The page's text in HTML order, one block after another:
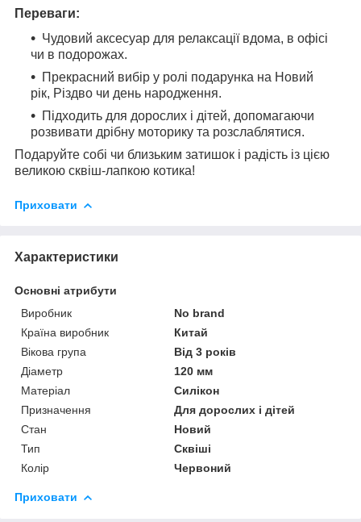
Переваги:
Чудовий аксесуар для релаксації вдома, в офісі
чи в подорожах.
Прекрасний вибір у ролі подарунка на Новий
рік, Різдво чи день народження.
Підходить для дорослих і дітей, допомагаючи
розвивати дрібну моторику та розслаблятися.
Подаруйте собі чи близьким затишок і радість із цією
великою сквіш-лапкою котика!
Приховати
Характеристики
Основні атрибути
Виробник
No brand
Країна виробник
Китай
Вікова група
Від 3 років
Діаметр
120 мм
Матеріал
Силікон
Призначення
Для дорослих і дітей
Стан
Новий
Тип
Сквіші
Колір
Червоний
Приховати